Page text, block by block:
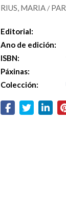
RIUS, MARIA/
Editorial:
Ano de edición:
ISBN:
Páxinas:
Colección: